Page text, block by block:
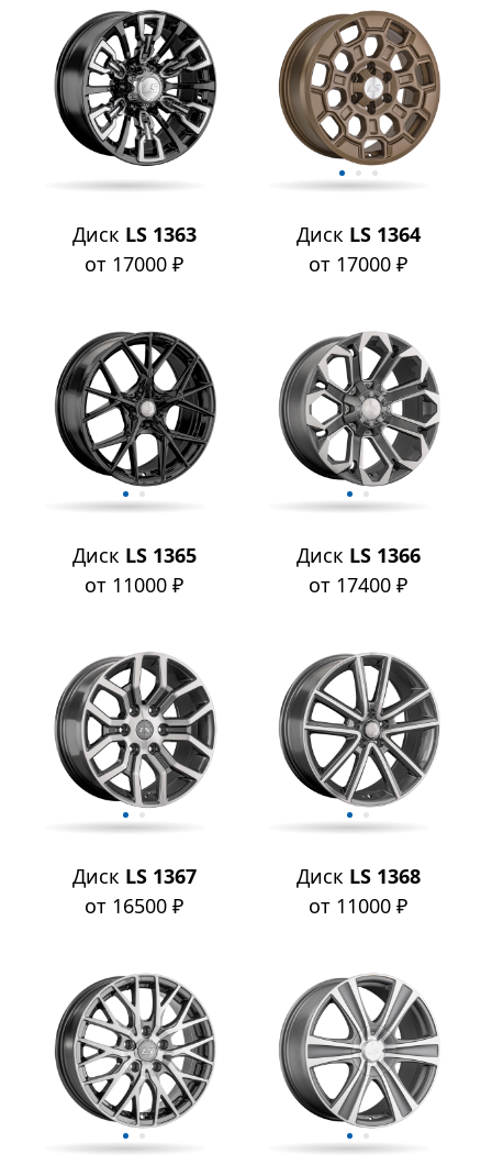
Диск LS 1363
от 17000 ₽
Диск LS 1364
от 17000 ₽
Диск LS 1365
от 11000 ₽
Диск LS 1366
от 17400 ₽
Диск LS 1367
от 16500 ₽
Диск LS 1368
от 11000 ₽